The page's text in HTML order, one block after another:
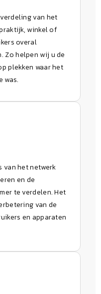
van het
winkel of
overal
Zo helpen wij u de
plekken waar het
was.
van het netwerk
en de
te verdelen. Het
van de
en apparaten